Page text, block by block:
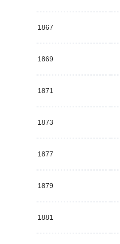
1867
1869
1871
1873
1877
1879
1881